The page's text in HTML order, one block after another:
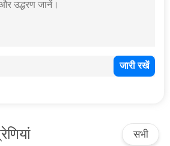
एडेप्टर
सभी